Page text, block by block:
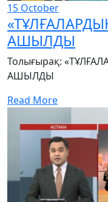
15 October
АШЫЛДЫ
Толығырақ:
АШЫЛДЫ
Read More